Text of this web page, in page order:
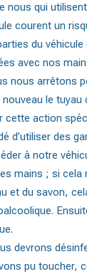
nous qui
courent un
du
avec nos
nous arrêtons
le tuyau
cette action
d’utiliser des
à notre
mains ; si cela
et du savon,
devrons
pu toucher,